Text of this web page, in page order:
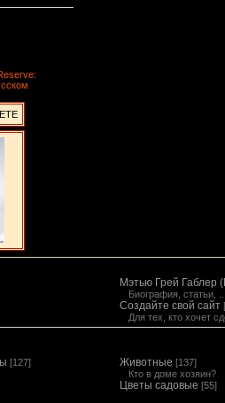
Мэтью Грей Габлер
Биография, статьи,
Создайте свой сайт
Для тех, кто хочет
[127] Животные [137]
Кто в доме хозяин?
Цветы садовые [55]